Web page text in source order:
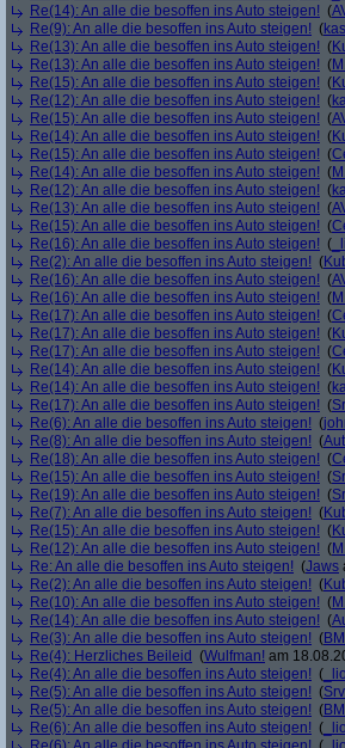
Re(14): An alle die besoffen ins Auto steigen! (
Re(9): An alle die besoffen ins Auto steigen! (
Re(13): An alle die besoffen ins Auto steigen! (
Re(13): An alle die besoffen ins Auto steigen! (
Re(15): An alle die besoffen ins Auto steigen! (
Re(12): An alle die besoffen ins Auto steigen! (
Re(15): An alle die besoffen ins Auto steigen! (
Re(14): An alle die besoffen ins Auto steigen! (
Re(15): An alle die besoffen ins Auto steigen! (
Re(14): An alle die besoffen ins Auto steigen! (
Re(12): An alle die besoffen ins Auto steigen! (
Re(13): An alle die besoffen ins Auto steigen! (
Re(15): An alle die besoffen ins Auto steigen! (
Re(16): An alle die besoffen ins Auto steigen! (
Re(2): An alle die besoffen ins Auto steigen! (
Re(16): An alle die besoffen ins Auto steigen! (
Re(16): An alle die besoffen ins Auto steigen! (
Re(17): An alle die besoffen ins Auto steigen! (
Re(17): An alle die besoffen ins Auto steigen! (
Re(17): An alle die besoffen ins Auto steigen! (
Re(14): An alle die besoffen ins Auto steigen! (
Re(14): An alle die besoffen ins Auto steigen! (
Re(17): An alle die besoffen ins Auto steigen! (
Re(6): An alle die besoffen ins Auto steigen! (
Re(8): An alle die besoffen ins Auto steigen! (
Re(18): An alle die besoffen ins Auto steigen! (
Re(15): An alle die besoffen ins Auto steigen! (
Re(19): An alle die besoffen ins Auto steigen! (
Re(7): An alle die besoffen ins Auto steigen! (
Re(15): An alle die besoffen ins Auto steigen! (
Re(12): An alle die besoffen ins Auto steigen! (
Re: An alle die besoffen ins Auto steigen! (Jaws
Re(2): An alle die besoffen ins Auto steigen! (
Re(10): An alle die besoffen ins Auto steigen! (
Re(14): An alle die besoffen ins Auto steigen! (
Re(3): An alle die besoffen ins Auto steigen! (
Re(4): Herzliches Beileid (Wulfman! am
Re(4): An alle die besoffen ins Auto steigen! (
Re(5): An alle die besoffen ins Auto steigen! (
Re(5): An alle die besoffen ins Auto steigen! (
Re(6): An alle die besoffen ins Auto steigen! (